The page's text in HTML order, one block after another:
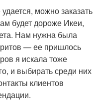
можно заказать
будет дороже Икеи,
Нам нужна была
— ее пришлось
я искала тоже
и выбирать среди них
клиентов